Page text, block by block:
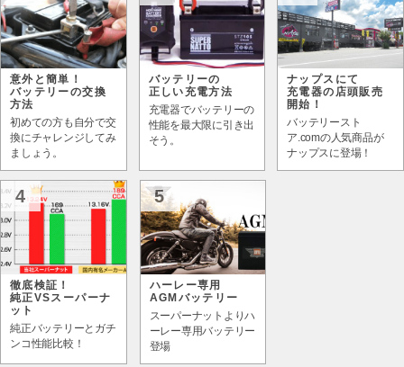
意外と簡単！
バッテリーの交換
方法
初めての方も自分で交
換にチャレンジしてみ
ましょう。
バッテリーの
正しい充電方法
充電器でバッテリーの
性能を最大限に引き出
そう。
ナップスにて
充電器の店頭販売
開始！
バッテリースト
ア.comの人気商品が
ナップスに登場！
4
徹底検証！
純正VSスーパーナ
ット
純正バッテリーとガチ
ンコ性能比較！
5
ハーレー専用
AGMバッテリー
スーパーナットよりハ
ーレー専用バッテリー
登場